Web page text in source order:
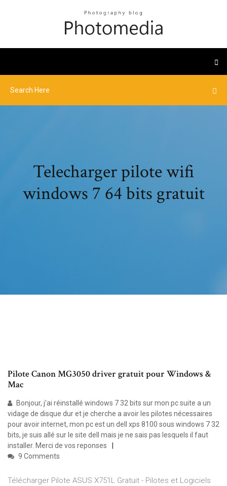
Telecharger pilote wifi
windows 7 64 bits gratuit
Pilote Canon MG3050 driver gratuit pour Windows &
Mac
Bonjour, j'ai réinstallé windows 7 32 bits sur mon pc suite a un
vidage de disque dur et je cherche a avoir les pilotes nécessaires
pour avoir internet, mon pc est un dell xps 8100 sous windows 7 32
bits, je suis allé sur le site dell mais je ne sais pas lesquels il faut
installer. Merci de vos reponses
9 Comments
Télécharger Pilote ASUS X751L Gratuit - Pilotes et Logiciels